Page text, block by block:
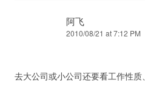
阿飞
2010/08/21 at 7:12 PM
去大公司或小公司还要看工作性